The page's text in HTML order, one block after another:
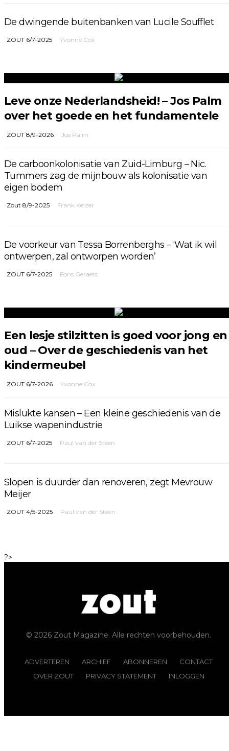
De dwingende buitenbanken van Lucile Soufflet
ZOUT 6/7-2025 Yvonne Cox
Leve onze Nederlandsheid! – Jos Palm
over het goede en het fundamentele
ZOUT 8/9-2026 Jos Palm
De carboonkolonisatie van Zuid-Limburg – Nic.
Tummers zag de mijnbouw als kolonisatie van
eigen bodem
Zout 8/9-2025 Frank Keizer
De voorkeur van Tessa Borrenberghs – ‘Wat ik wil
ontwerpen, zal ontworpen worden’
ZOUT 6/7-2025 Fons Geraets
Een lesje stilzitten is goed voor jong en
oud – Over de geschiedenis van het
kindermeubel
ZOUT 6/7-2026 Yvonne Cox
Mislukte kansen – Een kleine geschiedenis van de
Luikse wapenindustrie
ZOUT 6/7-2025 Paul van der Steen
Slopen is duurder dan renoveren, zegt Mevrouw
Meijer
ZOUT 4/5-2025 Paul van der Steen
?>
© 2026 Zout Magazine. Alle rechten voorbehouden.
ADVERTEREN ARCHIEF ABONNEREN
CONTACT
OVER ZOUT
PRIVACY STATEMENT INLOGGEN